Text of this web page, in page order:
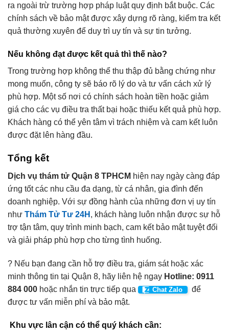
ra ngoài trừ trường hợp pháp luật quy định bắt buộc. Các
chính sách về bảo mật được xây dựng rõ ràng, kiểm tra kết
quả thường xuyên để duy trì uy tín và sự tin tưởng.
Nếu không đạt được kết quả thì thế nào?
Trong trường hợp không thể thu thập đủ bằng chứng như
mong muốn, công ty sẽ báo rõ lý do và tư vấn cách xử lý
phù hợp. Một số nơi có chính sách hoàn tiền hoặc giảm
giá cho các vụ điều tra thất bại hoặc thiếu kết quả phù hợp.
Khách hàng có thể yên tâm vì trách nhiệm và cam kết luôn
được đặt lên hàng đầu.
Tổng kết
Dịch vụ thám tử Quận 8 TPHCM hiện nay ngày càng đáp
ứng tốt các nhu cầu đa dạng, từ cá nhân, gia đình đến
doanh nghiệp. Với sự đồng hành của những đơn vị uy tín
như Thám Tử Tư 24H , khách hàng luôn nhận được sự hỗ
trợ tận tâm, quy trình minh bạch, cam kết bảo mật tuyệt đối
và giải pháp phù hợp cho từng tình huống.
? Nếu bạn đang cần hỗ trợ điều tra, giám sát hoặc xác
minh thông tin tại Quận 8, hãy liên hệ ngay Hotline: 0911
884 000 hoặc nhắn tin trực tiếp qua Chat Zalo
để
được tư vấn miễn phí và bảo mật.
Khu vực lân cận có thể quý khách cần: